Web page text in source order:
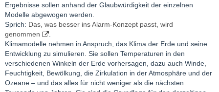
Ergebnisse sollen anhand der Glaubwürdigkeit der einzelnen
Modelle abgewogen werden.
Sprich: Das, was besser ins Alarm-Konzept passt, wird
genommen
.
Klimamodelle nehmen in Anspruch, das Klima der Erde und seine
Entwicklung zu simulieren. Sie sollen Temperaturen in den
verschiedenen Winkeln der Erde vorhersagen, dazu auch Winde,
Feuchtigkeit, Bewölkung, die Zirkulation in der Atmosphäre und der
Ozeane – und das alles für nicht weniger als die nächsten